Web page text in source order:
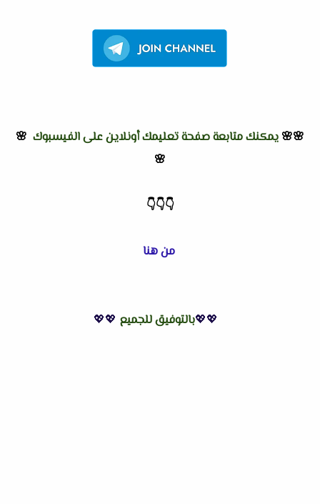
🌸🌸 يمكنك متابعة صفحة تعليمك أونلاين على الفيسبوك 🌸
🌸
👇
👇
👇
من هنا
💖💖بالتوفيق للجميع 💖💖